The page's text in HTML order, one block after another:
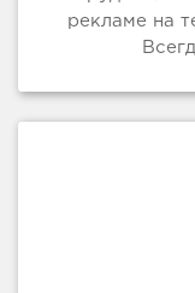
рекламе на